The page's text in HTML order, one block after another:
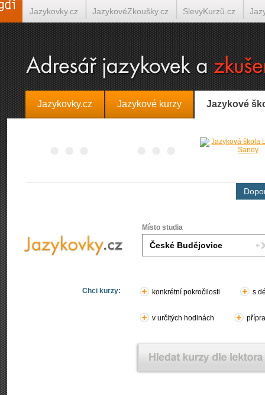
Jazykovky.cz Jazykové kurzy Jazykové
Místo studia
Chci kurzy: konkrétní pokročilosti s
v určitých hodinách
Jazykovky.cz JazykovéZkoušky.cz SlevyKurzů.cz
Španělština on-line Italština on-line Tlumočení-